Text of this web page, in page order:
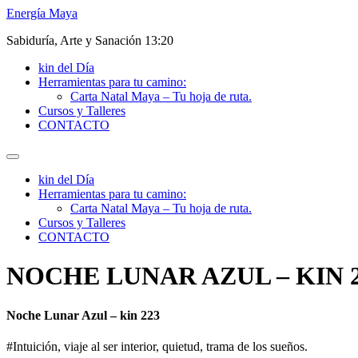
Ir
contenido
Energía Maya
Sabiduría, Arte y Sanación 13:20
kin del Día
Herramientas para tu camino:
Carta Natal Maya – Tu hoja de ruta.
Cursos y Talleres
CONTACTO
kin del Día
Herramientas para tu camino:
Carta Natal Maya – Tu hoja de ruta.
Cursos y Talleres
CONTACTO
NOCHE LUNAR AZUL – KIN
Noche Lunar Azul – kin 223
#Intuición, viaje al ser interior, quietud, trama de los sueños.